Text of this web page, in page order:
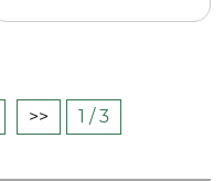
>> 1 / 3